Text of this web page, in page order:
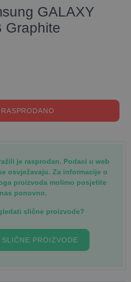
GALAXY
Graphite
RASPRODANO
je rasprodan. Podaci u web
osvježavaju. Za informacije o
proizvoda molimo posjetite
nas ponovno.
slične proizvode?
PROIZVODE